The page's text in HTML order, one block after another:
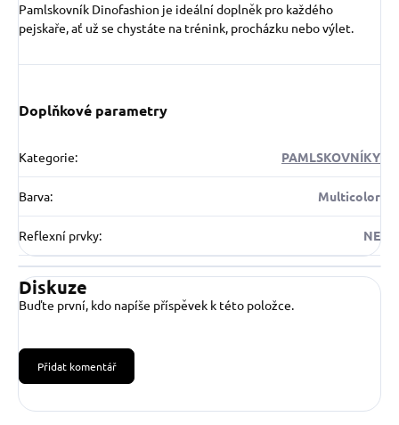
Pamlskovník Dinofashion je ideální doplněk pro každého
pejskaře, ať už se chystáte na trénink, procházku nebo výlet.
Doplňkové parametry
Kategorie: PAMLSKOVNÍKY
Barva: Multicolor
Reflexní prvky: NE
Diskuze
Buďte první, kdo napíše příspěvek k této položce.
Přidat komentář